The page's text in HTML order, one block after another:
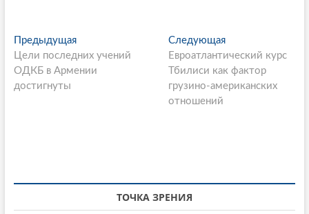
P
o
s
v
ПредыдущаяП
р
е
т
Цели последних учений
ОДКБ в Армении
достигнуты
Следующая
л
е
д
а
Евроатлантический курс
Тбилиси как фактор
грузино-американских
отношений
ТОЧКА ЗРЕНИЯ